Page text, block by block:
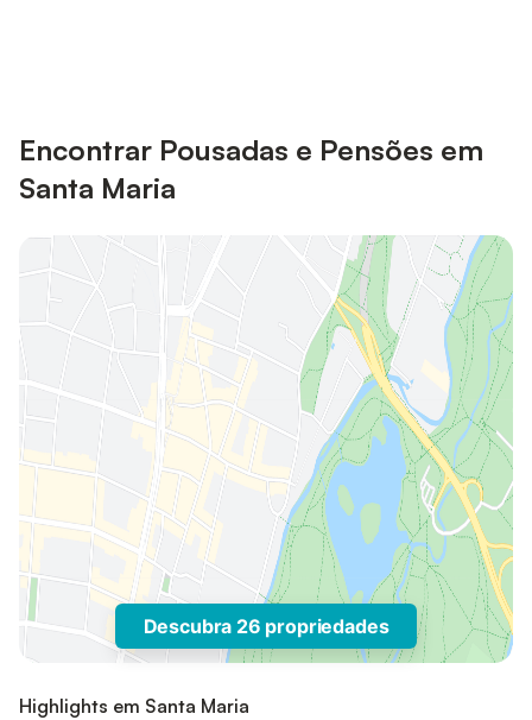
Encontrar Pousadas e Pensões em
Santa Maria
Descubra 26 propriedades
Highlights em Santa Maria